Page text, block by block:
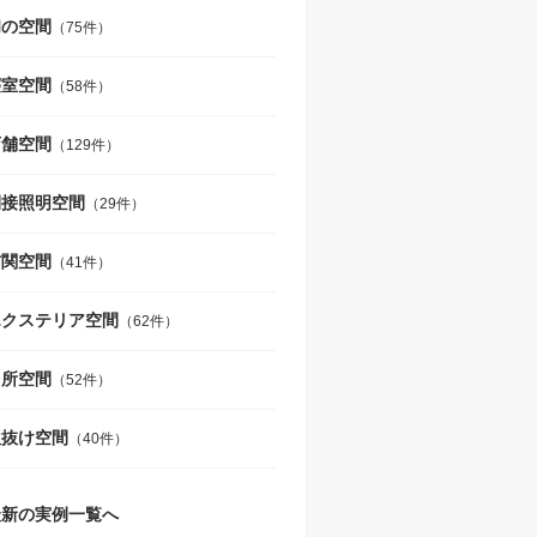
空間 （75件）
空間 （58件）
空間 （129件）
照明空間 （29件）
空間 （41件）
ステリア空間 （62件）
空間 （52件）
け空間 （40件）
の実例一覧へ